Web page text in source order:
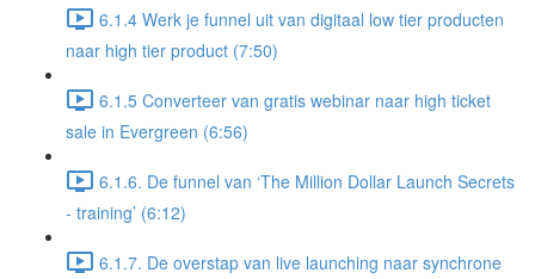
6.1.4 Werk je funnel uit van digitaal low tier producten
naar high tier product (7:50)
6.1.5 Converteer van gratis webinar naar high ticket
sale in Evergreen (6:56)
6.1.6. De funnel van ‘The Million Dollar Launch Secrets
- training’ (6:12)
6.1.7. De overstap van live launching naar synchrone